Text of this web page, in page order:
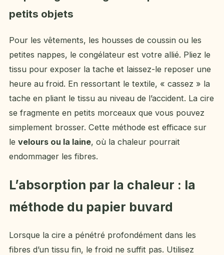
petits objets
Pour les vêtements, les housses de coussin ou les
petites nappes, le congélateur est votre allié. Pliez le
tissu pour exposer la tache et laissez-le reposer une
heure au froid. En ressortant le textile, « cassez » la
tache en pliant le tissu au niveau de l’accident. La cire
se fragmente en petits morceaux que vous pouvez
simplement brosser. Cette méthode est efficace sur
le velours ou la laine, où la chaleur pourrait
endommager les fibres.
L’absorption par la chaleur : la
méthode du papier buvard
Lorsque la cire a pénétré profondément dans les
fibres d’un tissu fin, le froid ne suffit pas. Utilisez